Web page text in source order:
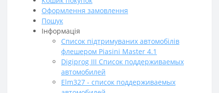
Оформлення замовлення
Пошук
Інформація
Cписок підтримуваних автомобілів
флешером Piasini Master 4.1
Digiprog III Список поддерживаемых
автомобилей
Elm327 - список поддерживаемых